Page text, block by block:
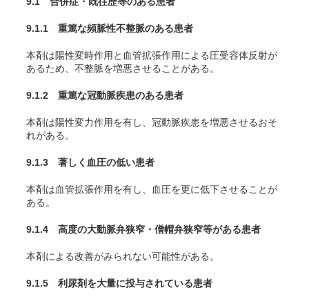
9.1.1 重篤な頻脈性不整脈のある患者
本剤は陽性変時作用と血管拡張作用による圧受容体反射が
あるため、不整脈を増悪させることがある。
9.1.2 重篤な冠動脈疾患のある患者
本剤は陽性変力作用を有し、冠動脈疾患を増悪させるおそ
れがある。
9.1.3 著しく血圧の低い患者
本剤は血管拡張作用を有し、血圧を更に低下させることが
ある。
9.1.4 高度の大動脈弁狭窄・僧帽弁狭窄等がある患者
本剤による改善がみられない可能性がある。
9.1.5 利尿剤を大量に投与されている患者